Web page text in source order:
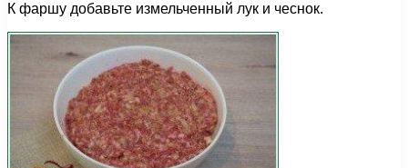
К фаршу добавьте измельченный лук и чеснок.